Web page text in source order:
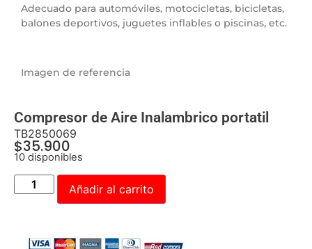
Adecuado para automóviles, motocicletas, bicicletas,
balones deportivos, juguetes inflables o piscinas, etc.
Imagen de referencia
Compresor de Aire Inalambrico portatil
TB2850069
$35.900
10 disponibles
Añadir al carrito